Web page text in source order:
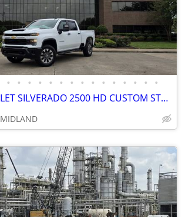
• • • • • • • • • • • • • • •
🛻2025 CHEVROLET SILVERADO 2500 HD CUSTOM STRD BED 4x4
MIDLAND